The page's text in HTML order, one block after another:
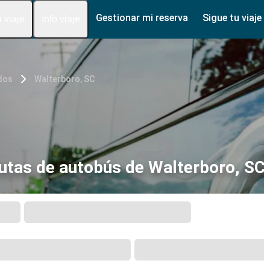
Gestionar mi reserva Sigue tu viaje
Walterboro, SC
de autobús de Walterboro,